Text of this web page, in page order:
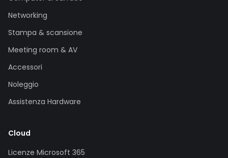
Networking
Stampa & scansione
Meeting room & AV
Accessori
Noleggio
Assistenza Hardware
Cloud
Licenze Microsoft 365